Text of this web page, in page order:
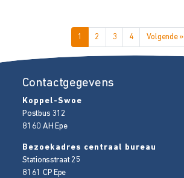
1 2 3 4 Volgende »
Contactgegevens
Koppel-Swoe
Postbus 312
8160 AH Epe
Bezoekadres centraal bureau
Stationsstraat 25
8161 CP Epe